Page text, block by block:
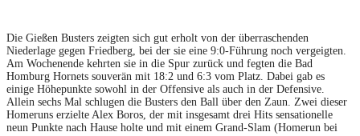
Die Gießen Busters zeigten sich gut erholt von der überraschenden
Niederlage gegen Friedberg, bei der sie eine 9:0-Führung noch vergeigten.
Am Wochenende kehrten sie in die Spur zurück und fegten die Bad
Homburg Hornets souverän mit 18:2 und 6:3 vom Platz. Dabei gab es
einige Höhepunkte sowohl in der Offensive als auch in der Defensive.
Allein sechs Mal schlugen die Busters den Ball über den Zaun. Zwei dieser
Homeruns erzielte Alex Boros, der mit insgesamt drei Hits sensationelle
neun Punkte nach Hause holte und mit einem Grand-Slam (Homerun bei